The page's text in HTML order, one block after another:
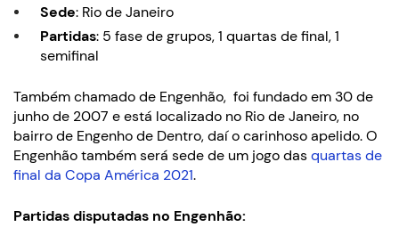
Sede: Rio de Janeiro
Partidas: 5 fase de grupos, 1 quartas de final, 1
semifinal
Também chamado de Engenhão, foi fundado em 30 de
junho de 2007 e está localizado no Rio de Janeiro, no
bairro de Engenho de Dentro, daí o carinhoso apelido. O
Engenhão também será sede de um jogo dasquartas de
final da Copa América 2021.
Partidas disputadas no Engenhão: